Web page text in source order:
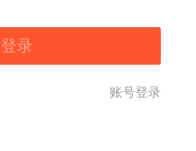
登录
账号登录